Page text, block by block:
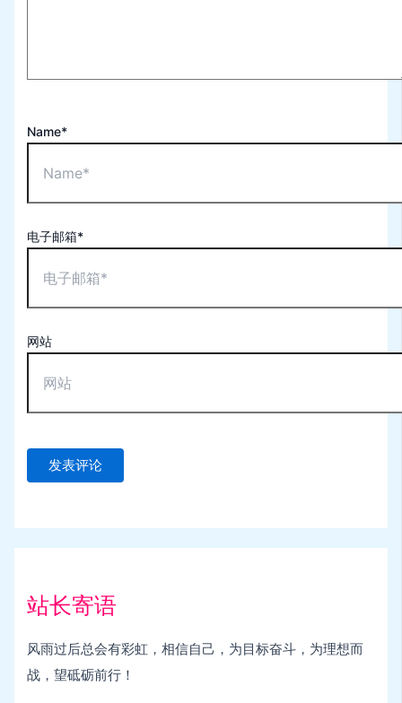
Name*
电子邮箱*
网站
站长寄语
风雨过后总会有彩虹，相信自己，为目标奋斗，为理想而
战，望砥砺前行！